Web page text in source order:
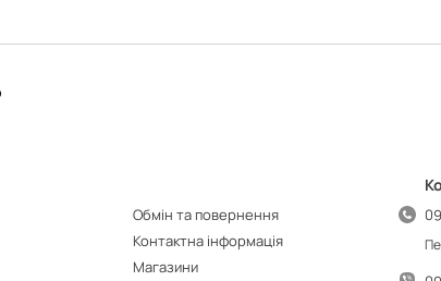
Обмін та повернення
Контактна інформація
Магазини